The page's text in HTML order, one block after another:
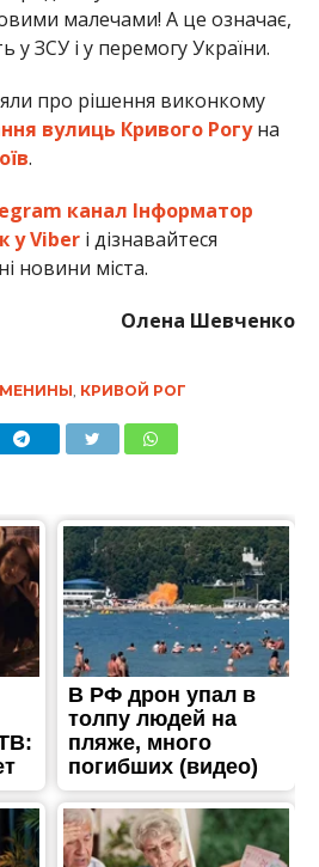
малечами! А це означає,
у ЗСУ і у перемогу України.
про рішення виконкому
вулиць Кривого Рогуна
.
канал Інформатор
у Viberі дізнавайтеся
новини міста.
Олена Шевченко
КРИВОЙ РОГ